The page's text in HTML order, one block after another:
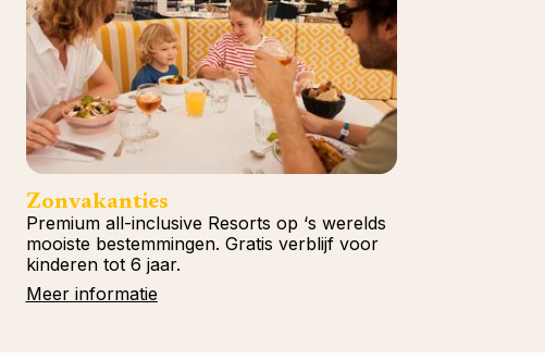
Zonvakanties
Premium all-inclusive Resorts op ‘s werelds
mooiste bestemmingen. Gratis verblijf voor
kinderen tot 6 jaar.
Meer informatie